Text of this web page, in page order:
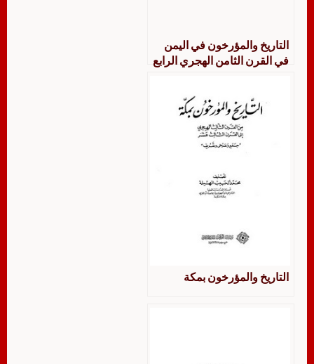
التاريخ والمؤرخون في اليمن
في القرن الثامن الهجري الرابع
التاريخ والمؤرخون بمكة